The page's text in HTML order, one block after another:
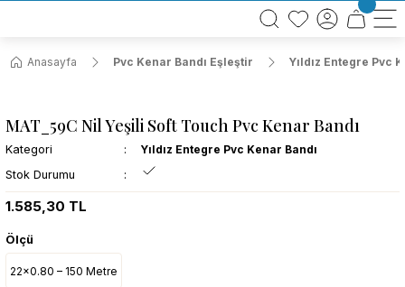
BÜTÜN ALIŞVERİŞLERİNİZDE KARGO BEDAVA!
TÜRKİYE GENELİNDE 10.000 MÜŞTERİ REFERANSI
Anasayfa
Pvc Kenar Bandı Eşleştir Yıldız Entegre Pvc
MAT_59C Nil Yeşili Soft Touch Pvc Kenar Bandı
Kategori
Yıldız Entegre Pvc Kenar Bandı
Stok Durumu
1.585,30 TL
Ölçü
22x0.80 – 150 Metre